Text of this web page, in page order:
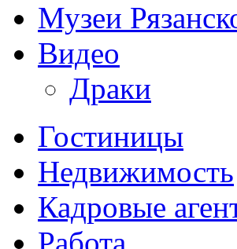
Музеи
Видео
Драки
Гостиницы
Недвижимость
Кадровые